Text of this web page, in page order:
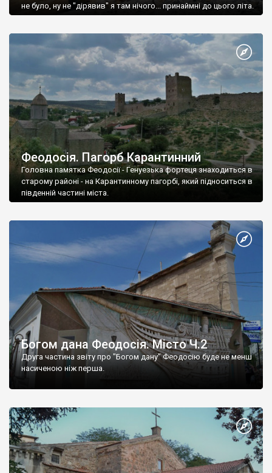
не було, ну не "дірявив" я там нічого... принаймні до цього літа.
Феодосія. Пагорб Карантинний
Головна памятка Феодосії - Генуезька фортеця знаходиться в
старому районі - на Карантинному пагорбі, який підноситься в
південній частині міста.
Богом дана Феодосія. Місто Ч.2
Друга частина звіту про "Богом дану" Феодосію буде не менш
насиченою ніж перша.